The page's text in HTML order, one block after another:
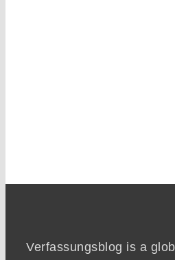
Verfassungsblog is a